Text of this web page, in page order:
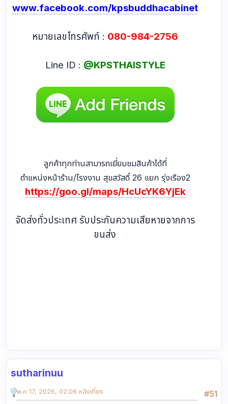
www.facebook.com/kpsbuddhacabinet
หมายเลขโทรศัพท์ : 080-984-2756
Line ID : @KPSTHAISTYLE
ลูกค้าทุกท่านสามารถเยี่ยมชมสินค้าได้ที่
ตำแหน่งหน้าร้าน/โรงงาน สุขสวัสดิ์ 26 แยก รุ่งเรือง2
https://goo.gl/maps/HcUcYK6YjEk
จัดส่งทั่วประเทศ รับประกันความเสียหายจากการ
ขนส่ง
sutharinuu
#51
พ.ค 17, 2026, 02:06 หลังเที่ยง